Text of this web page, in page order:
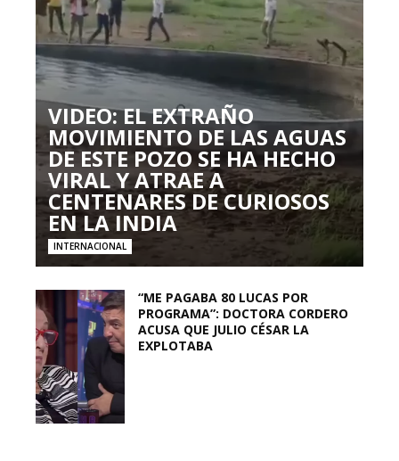
VIDEO: EL EXTRAÑO
MOVIMIENTO DE LAS AGUAS
DE ESTE POZO SE HA HECHO
VIRAL Y ATRAE A
CENTENARES DE CURIOSOS
EN LA INDIA
INTERNACIONAL
“ME PAGABA 80 LUCAS POR
PROGRAMA”: DOCTORA CORDERO
ACUSA QUE JULIO CÉSAR LA
EXPLOTABA